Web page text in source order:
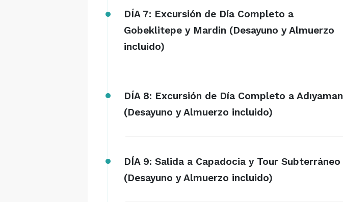
DÍA 7: Excursión de Día Completo a
Gobeklitepe y Mardin (Desayuno y Almuerzo
incluido)
DÍA 8: Excursión de Día Completo a Adıyaman
(Desayuno y Almuerzo incluido)
DÍA 9: Salida a Capadocia y Tour Subterráneo
(Desayuno y Almuerzo incluido)